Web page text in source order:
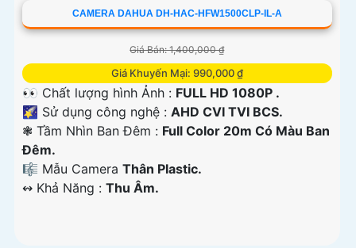
CAMERA DAHUA DH-HAC-HFW1500CLP-IL-A
Giá Bán: 1,400,000 ₫
Giá Khuyến Mại: 990,000 ₫
👀 Chất lượng hình Ảnh : FULL HD 1080P .
🌠 Sử dụng công nghệ : AHD CVI TVI BCS.
❃ Tầm Nhìn Ban Đêm : Full Color 20m Có Màu Ban
Đêm.
🎼️ Mẫu Camera Thân Plastic.
️↭ Khả Năng : Thu Âm.